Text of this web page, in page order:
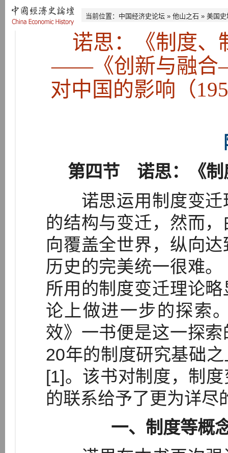
当前位置： 中国经济史论坛 » 他山之石 » 美国史
诺思：《制度、
——《创新与融合
对中国的影响（
第四节 诺思：《制
诺思运用制度变迁
的结构与变迁，然而
向覆盖全世界，纵向
历史的完美统一很难
所用的制度变迁理论
论上做进一步的探索
效》一书便是这一探
20年的制度研究基础
[1]。该书对制度，制
的联系给予了更为详尽
一、制度等概